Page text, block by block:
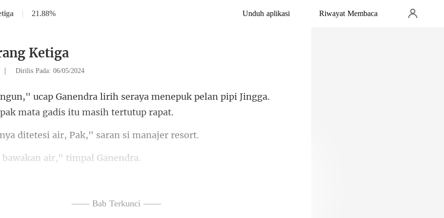
| 21.88% Unduh aplikasi Riwayat Membaca
Ketiga
| Dirilis Pada: 06/05/2024
eraya menepuk pelan pipi Jingga.
tesi air, Pak," sara
bawakan air,"
—— Bab Terkunci ——